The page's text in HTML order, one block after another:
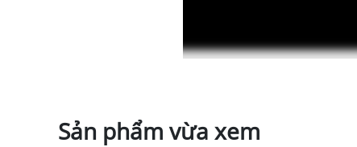
Sản phẩm vừa xem